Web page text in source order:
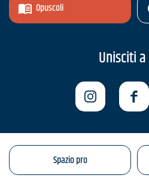
Opuscoli
Unisciti
Spazio pro